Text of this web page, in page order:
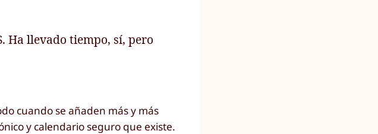
Ha llevado tiempo, sí, pero
cuando se añaden más y más
y calendario seguro que existe.